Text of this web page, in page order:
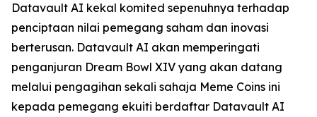
Datavault AI kekal komited sepenuhnya terhadap
penciptaan nilai pemegang saham dan inovasi
berterusan. Datavault AI akan memperingati
penganjuran Dream Bowl XIV yang akan datang
melalui pengagihan sekali sahaja Meme Coins ini
kepada pemegang ekuiti berdaftar Datavault AI